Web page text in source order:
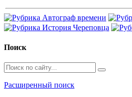
Поиск
Расширенный поиск